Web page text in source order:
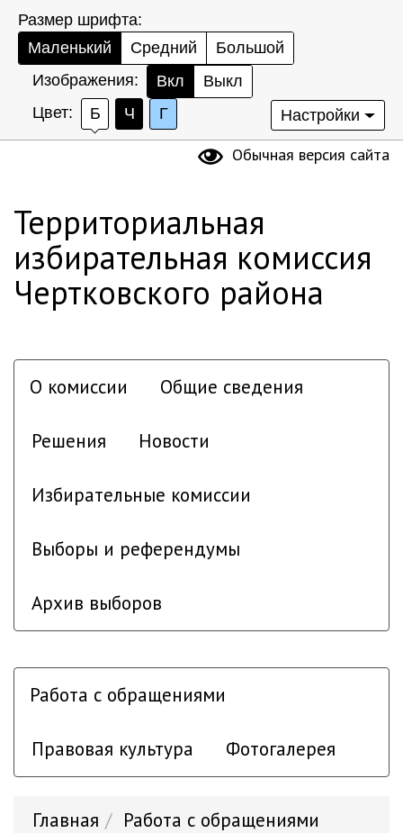
Размер шрифта:
Маленький
Средний
Большой
Изображения:
Вкл
Выкл
Цвет:
Б Ч Г Настройки
Обычная версия сайта
Территориальная
избирательная комиссия
Чертковского района
О комиссии Общие сведения
Решения Новости
Избирательные комиссии
Выборы и референдумы
Архив выборов
Работа с обращениями
Правовая культура Фотогалерея
Главная Работа с обращениями